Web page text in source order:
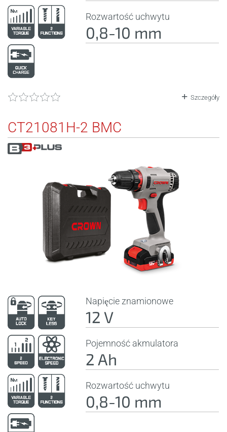
Rozwartość uchwytu
0,8-10 mm
Szczegóły
CT21081H-2 BMC
Napięcie znamionowe
12 V
Pojemność akmulatora
2 Ah
Rozwartość uchwytu
0,8-10 mm